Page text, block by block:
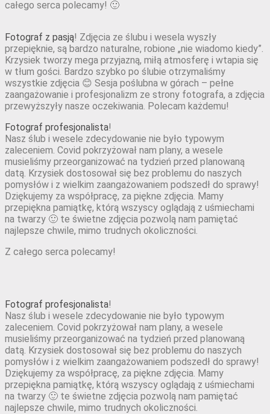
całego serca polecamy! 🙂
Fotograf z pasją! Zdjęcia ze ślubu i wesela wyszły
przepięknie, są bardzo naturalne, robione „nie wiadomo kiedy”.
Krzysiek tworzy mega przyjazną, miłą atmosferę i wtapia się
w tłum gości. Bardzo szybko po ślubie otrzymaliśmy
wszystkie zdjęcia 😊 Sesja poślubna w górach – pełne
zaangażowanie i profesjonalizm ze strony fotografa, a zdjęcia
przewyższyły nasze oczekiwania. Polecam każdemu!
Fotograf profesjonalista!
Nasz ślub i wesele zdecydowanie nie było typowym
zaleceniem. Covid pokrzyżował nam plany, a wesele
musieliśmy przeorganizować na tydzień przed planowaną
datą. Krzysiek dostosował się bez problemu do naszych
pomysłów i z wielkim zaangażowaniem podszedł do sprawy!
Dziękujemy za współpracę, za piękne zdjęcia. Mamy
przepiękna pamiątkę, którą wszyscy oglądają z uśmiechami
na twarzy 🙂 te świetne zdjęcia pozwolą nam pamiętać
najlepsze chwile, mimo trudnych okoliczności.
Z całego serca polecamy!
Fotograf profesjonalista!
Nasz ślub i wesele zdecydowanie nie było typowym
zaleceniem. Covid pokrzyżował nam plany, a wesele
musieliśmy przeorganizować na tydzień przed planowaną
datą. Krzysiek dostosował się bez problemu do naszych
pomysłów i z wielkim zaangażowaniem podszedł do sprawy!
Dziękujemy za współpracę, za piękne zdjęcia. Mamy
przepiękna pamiątkę, którą wszyscy oglądają z uśmiechami
na twarzy 🙂 te świetne zdjęcia pozwolą nam pamiętać
najlepsze chwile, mimo trudnych okoliczności.